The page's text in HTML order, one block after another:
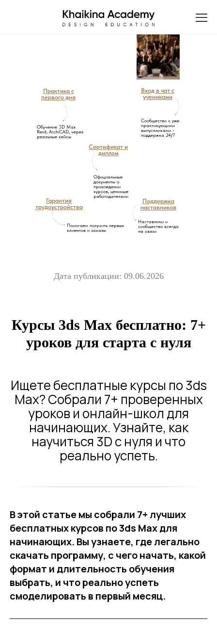
Гарантия
трудоустройства
Практика с
первого дня
Сертификат и
диплом
Поддержка
наставников
Вход в чат с
учениками
Помогаем получить первых
клиентов и заказы
Официальные
документы о
прохождении
курсов, ценимые
работодателями
Наставники и
сообщество всегда
на связи
Обучение 3D Max
Revit, ArchiCAD, через
реальные кейсы
Сообщество с уже
практикующими
выпускниками -
поддержка 24/7
Дата публикации: 09.06.2026
Курсы 3ds Max бесплатно: 7+
уроков для старта с нуля
Ищете бесплатные курсы по 3ds
Max? Собрали 7+ проверенных
уроков и онлайн-школ для
начинающих. Узнайте, как
научиться 3D с нуля и что
реально успеть.
В этой статье мы собрали 7+ лучших
бесплатных курсов по 3ds Max для
начинающих. Вы узнаете, где легально
скачать программу, с чего начать, какой
формат и длительность обучения
выбрать, и что реально успеть
смоделировать в первый месяц.